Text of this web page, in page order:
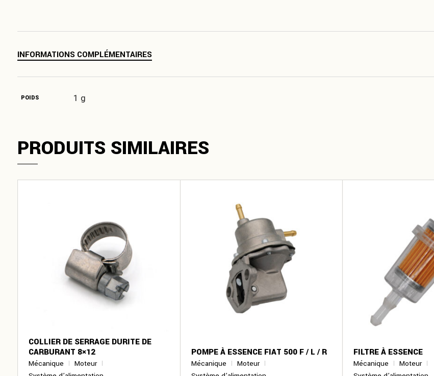
INFORMATIONS COMPLÉMENTAIRES
POIDS 1 g
PRODUITS SIMILAIRES
COLLIER DE SERRAGE DURITE DE
CARBURANT 8×12
Mécanique
Moteur
POMPE À ESSENCE FIAT 500 F / L / R
Mécanique
Moteur
FILTRE À ESSENCE
Mécanique
Moteur